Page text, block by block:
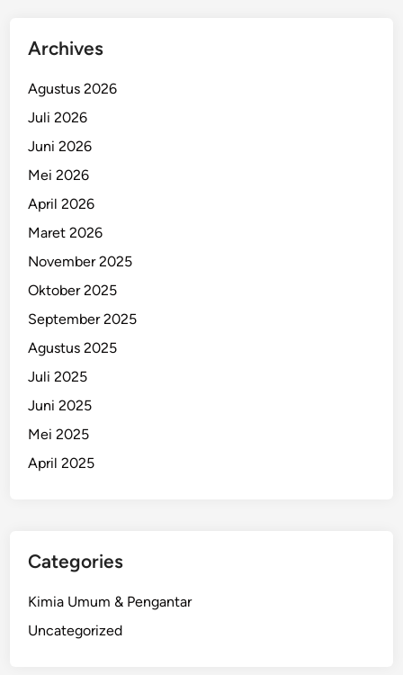
Archives
Agustus 2026
Juli 2026
Juni 2026
Mei 2026
April 2026
Maret 2026
November 2025
Oktober 2025
September 2025
Agustus 2025
Juli 2025
Juni 2025
Mei 2025
April 2025
Categories
Kimia Umum & Pengantar
Uncategorized